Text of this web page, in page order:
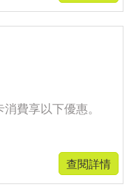
費享以下優惠。
查閱詳情